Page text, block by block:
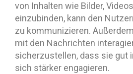
von Inhalten wie Bilder,
einzubinden, kann den
zu kommunizieren.
mit den Nachrichten
sicherzustellen, dass sie gut
sich stärker engagieren.